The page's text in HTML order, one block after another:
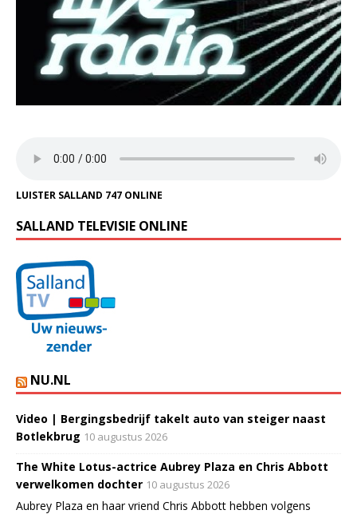
LUISTER SALLAND 747 ONLINE
SALLAND TELEVISIE ONLINE
NU.NL
Video | Bergingsbedrijf takelt auto van steiger naast
Botlekbrug 10 augustus 2026
The White Lotus-actrice Aubrey Plaza en Chris Abbott
verwelkomen dochter 10 augustus 2026
Aubrey Plaza en haar vriend Chris Abbott hebben volgens